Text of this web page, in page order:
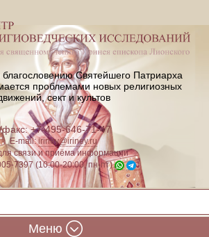
благословению Святейшего Патриарха
проблемами новых религиозных
сект и культов
факс: +7-495-646-71-47
E-mail:iriney@iriney.ru
связи и приёма информации
7397 (10:00-20:00, пн-пт)
Меню